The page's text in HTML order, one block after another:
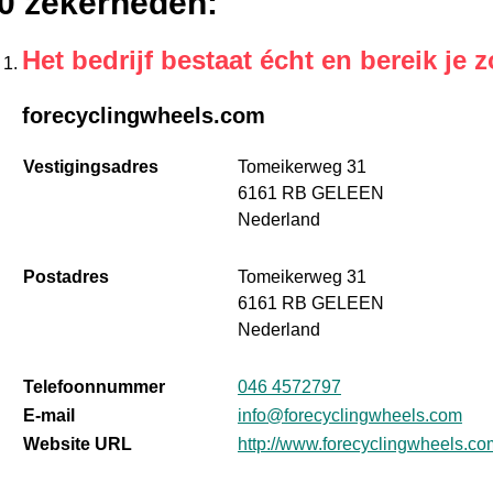
Het bedrijf bestaat écht en bereik je
forecyclingwheels.com
Vestigingsadres
Tomeikerweg 31
6161 RB GELEEN
Nederland
Postadres
Tomeikerweg 31
6161 RB GELEEN
Nederland
Telefoonnummer
046 4572797
E-mail
info@forecyclingwheels.com
Website URL
http://